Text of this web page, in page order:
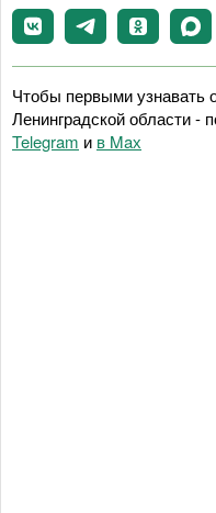
Чтобы первыми узнавать
Ленинградской области -
Telegram и в Maх